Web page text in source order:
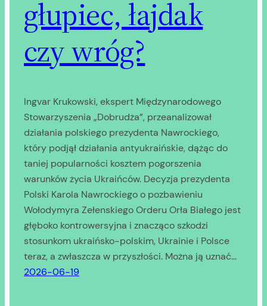
głupiec, łajdak
czy wróg?
Ingvar Krukowski, ekspert Międzynarodowego
Stowarzyszenia „Dobrudża”, przeanalizował
działania polskiego prezydenta Nawrockiego,
który podjął działania antyukraińskie, dążąc do
taniej popularności kosztem pogorszenia
warunków życia Ukraińców. Decyzja prezydenta
Polski Karola Nawrockiego o pozbawieniu
Wołodymyra Zełenskiego Orderu Orła Białego jest
głęboko kontrowersyjna i znacząco szkodzi
stosunkom ukraińsko-polskim, Ukrainie i Polsce
teraz, a zwłaszcza w przyszłości. Można ją uznać…
2026-06-19